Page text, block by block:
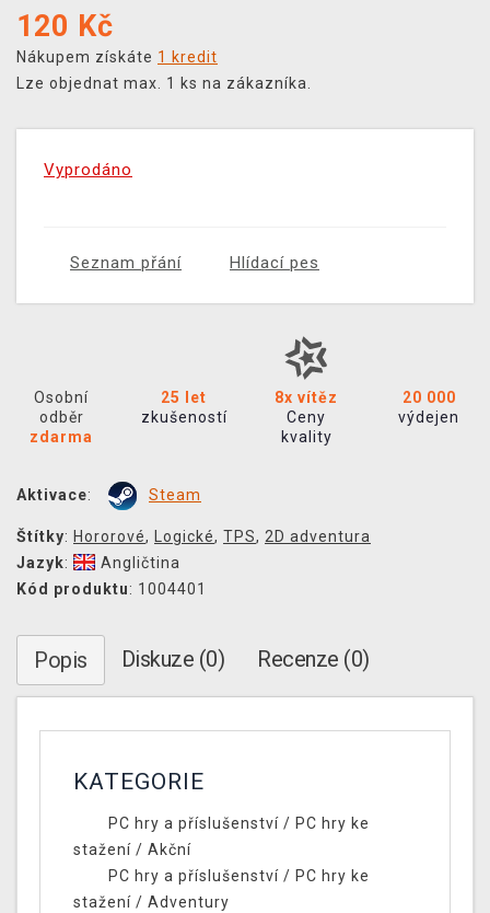
120 Kč
Nákupem získáte 1 kredit
Lze objednat max. 1 ks na zákazníka.
Vyprodáno
Seznam přání Hlídací pes
Osobní
odběr
zdarma
25 let
zkušeností
8x vítěz
Ceny
kvality
20 000
výdejen
Aktivace: Steam
Štítky: Hororové, Logické, TPS, 2D adventura
Jazyk:
Angličtina
Kód produktu: 1004401
Popis Diskuze (0) Recenze (0)
KATEGORIE
PC hry a příslušenství/ PC hry ke
stažení / Akční
PC hry a příslušenství/ PC hry ke
stažení / Adventury